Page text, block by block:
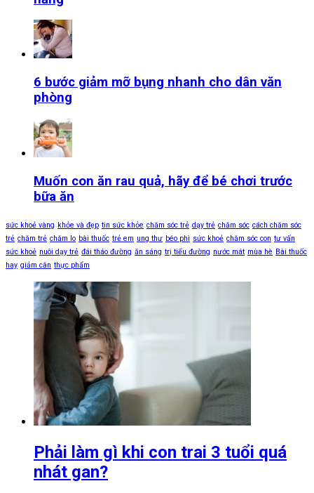
6 bước giảm mỡ bụng nhanh cho dân văn
phòng
Muốn con ăn rau quả, hãy để bé chơi trước
bữa ăn
sức khoẻ vàng khỏe và đẹp tin sức khỏe chăm sóc trẻ dạy trẻ chăm sóc cách chăm sóc
trẻ chăm trẻ chăm lo bài thuốc trẻ em ung thư béo phì sức khoẻ chăm sóc con tư vấn
sức khoẻ nuôi dạy trẻ đái tháo đường ăn sáng trị tiểu đường nước mát mùa hè Bài thuốc
hay giảm cân thực phẩm
Phải làm gì khi con trai 3 tuổi quá
nhát gan?